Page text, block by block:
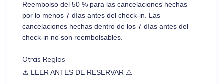
Reembolso del 50 % para las cancelaciones hechas
por lo menos 7 días antes del check-in. Las
cancelaciones hechas dentro de los 7 días antes del
check-in no son reembolsables.
Otras Reglas
⚠️ LEER ANTES DE RESERVAR ⚠️